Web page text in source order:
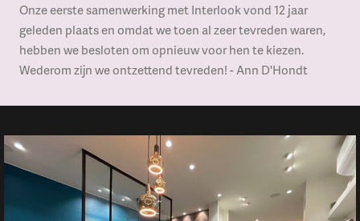
Onze eerste samenwerking met Interlook vond 12 jaar
geleden plaats en omdat we toen al zeer tevreden waren,
hebben we besloten om opnieuw voor hen te kiezen.
Wederom zijn we ontzettend tevreden! - Ann D'Hondt